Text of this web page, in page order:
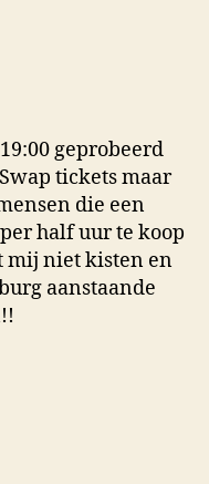
geprobeerd
tickets maar
die een
half uur te koop
mij niet kisten en
aanstaande